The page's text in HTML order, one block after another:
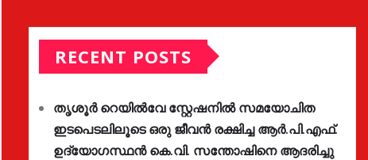
RECENT POSTS
തൃശൂർ റെയിൽവേ സ്റ്റേഷനിൽ സമയോചിത
ഇടപെടലിലൂടെ ഒരു ജീവൻ രക്ഷിച്ച ആർ.പി.എഫ്.
ഉദ്യോഗസ്ഥൻ കെ.വി. സന്തോഷിനെ ആദരിച്ചു